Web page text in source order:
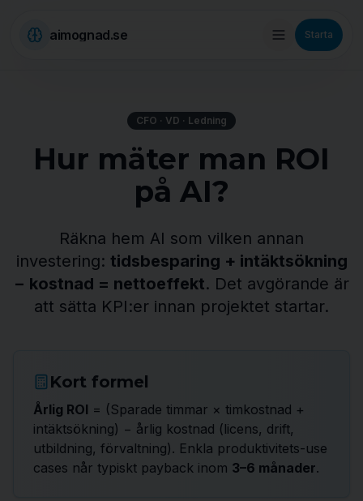
aimognad.se Starta
CFO · VD · Ledning
Hur mäter man ROI
på AI?
Räkna hem AI som vilken annan
investering: tidsbesparing + intäktsökning
− kostnad = nettoeffekt. Det avgörande är
att sätta KPI:er innan projektet startar.
Kort formel
Årlig ROI = (Sparade timmar × timkostnad +
intäktsökning) − årlig kostnad (licens, drift,
utbildning, förvaltning). Enkla produktivitets-use
cases når typiskt payback inom 3–6 månader.